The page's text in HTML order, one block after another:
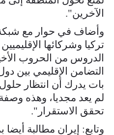
الآخرين".
وأضاف في حوار مع شبكة
تركيا وشركائها
الدروس من الحروب
التضامن الإقليمي بين
بات يدرك أن انتظار
لم يعد مجديا، وهذه
تحقق الاستقرار".
وتابع: إيران مطالبة